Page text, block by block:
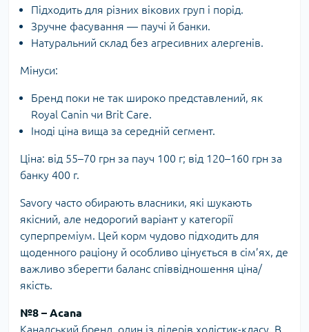
Підходить для різних вікових груп і порід.
Зручне фасування — паучі й банки.
Натуральний склад без агресивних алергенів.
Мінуси:
Бренд поки не так широко представлений, як
Royal Canin чи Brit Care.
Іноді ціна вища за середній сегмент.
Ціна: від 55–70 грн за пауч 100 г; від 120–160 грн за
банку 400 г.
Savory часто обирають власники, які шукають
якісний, але недорогий варіант у категорії
суперпреміум. Цей корм чудово підходить для
щоденного раціону й особливо цінується в сім’ях, де
важливо зберегти баланс співвідношення ціна/
якість.
№8 – Acana
Канадський бренд, один із лідерів холістик-класу. В